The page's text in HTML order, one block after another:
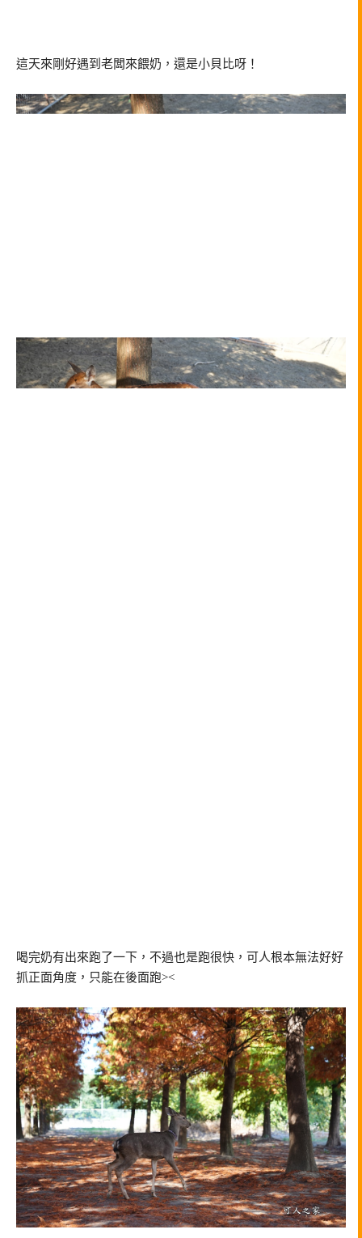
這天來剛好遇到老闆來餵奶，還是小貝比呀！
喝完奶有出來跑了一下，不過也是跑很快，可人根本無法好好
抓正面角度，只能在後面跑><